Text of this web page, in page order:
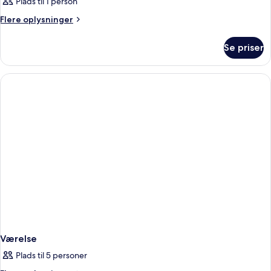
Flere oplysninger
Flere
Se priser
Værelse
Plads til 5 personer